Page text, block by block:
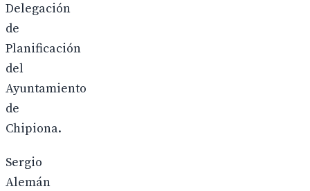
Delegación
de
Planificación
del
Ayuntamiento
de
Chipiona.
Sergio
Alemán